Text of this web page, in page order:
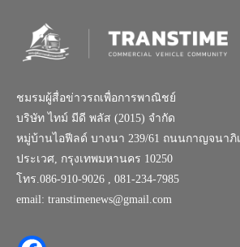
ชมรมผู้สื่อข่าวรถเพื่อการพาณิชย์
บริษัท ไทม์ มีดี พลัส (2015) จำกัด
หมู่บ้านไอฟีลด์ บางนา 239/61 ถนนกาญจนาภิ
ประเวศ, กรุงเทพมหานคร 10250
โทร.086-910-9026 , 081-234-7985
email: transtimenews@gmail.com